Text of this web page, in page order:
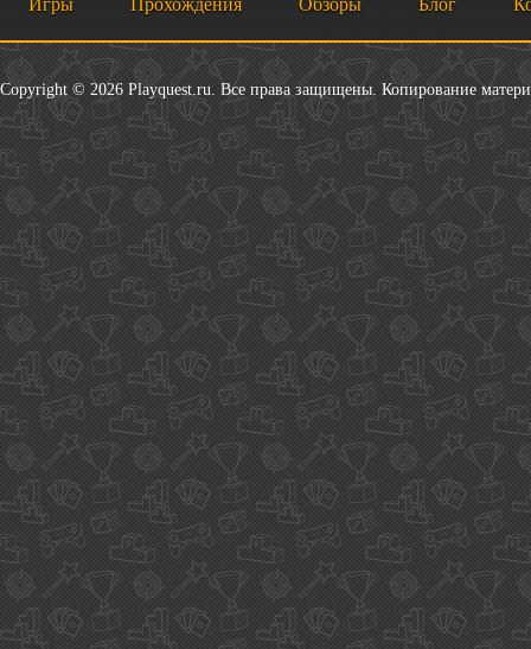
Игры Прохождения Обзоры Блог
Copyright © 2026 Playquest.ru. Все права защищены. Копирование